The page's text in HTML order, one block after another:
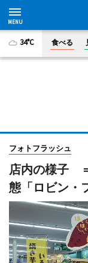
34°C 食べる
フォトフラッシュ
店内の様子
態「ロビン・